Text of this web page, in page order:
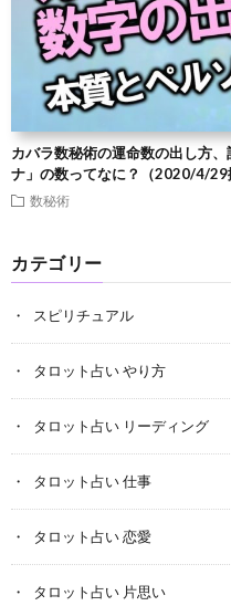
カバラ数秘術の運命数の出し方
ナ」の数ってなに？（2020/4/29
数秘術
カテゴリー
スピリチュアル
タロット占い やり方
タロット占い リーディング
タロット占い 仕事
タロット占い 恋愛
タロット占い 片思い